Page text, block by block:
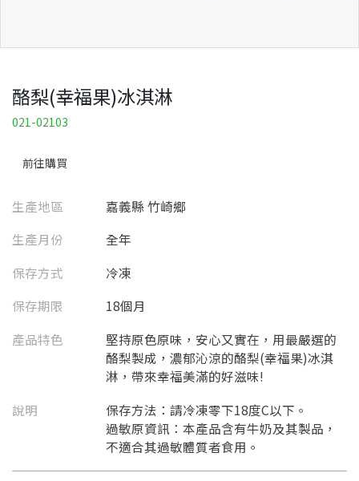
酪梨(幸福果)冰淇淋
021-02103
前往購買
生產地區
嘉義縣 竹崎鄉
生產月份
全年
保存方式
冷凍
保存期限
18個月
產品特色
堅持原色原味，安心又實在，用最嚴選的
酪梨製成，濃郁沁涼的酪梨(幸福果)冰淇
淋，帶來幸福美滿的好滋味!
說明
保存方法：請冷凍零下18度C以下。
過敏原資訊：本產品含有牛奶及其製品，
不適合其過敏體質者食用。